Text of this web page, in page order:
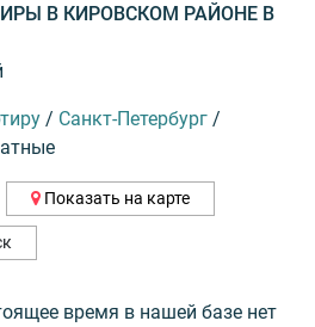
В КИРОВСКОМ РАЙОНЕ В
/ Санкт-Петербург /
Показать на карте
время в нашей базе нет